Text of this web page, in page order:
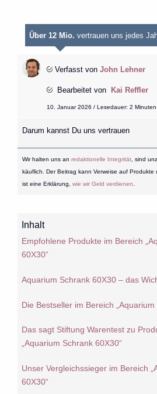
Über 12 Mio. vertrauen uns jedes
Verfasst von John Lehner
Bearbeitet von Kai Reffler
10. Januar 2026 / Lesedauer: 2 Minuten
Darum kannst Du uns vertrauen
Wir halten uns an redaktionelle Integrität, sind
käuflich. Der Beitrag kann Verweise auf
ist eine Erklärung, wie wir Geld verdienen
Inhalt
Empfohlene Produkte im Bereich
60X30“
Aquarium Schrank 60X30 – das
Die Bestseller im Bereich „Aquarium
Das sagt Stiftung Warentest zu
„Aquarium Schrank 60X30“
Unser Vergleichssieger im Bereich
60X30“